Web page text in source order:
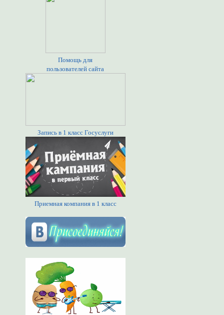
Помощь для
пользователей сайта
Запись в 1 класс Госуслуги
Приемная компания в 1 класс